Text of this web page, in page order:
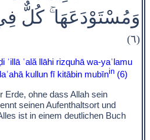
وَمُسْتَوْدَعَهَا ۚ كُلٌّ
(٦)
ʾillā ʿală llāhi rizquhā wa-yaʿlamu
kullun fī kitābin mubīnin (6)
Erde, ohne dass Allah sein
seinen Aufenthaltsort und
ist in einem deutlichen Buch